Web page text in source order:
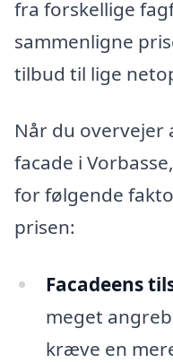
fra forskellige
sammenligne
tilbud til lige
Når du overvejer
facade i
for følgende
prisen:
Facadeens
meget
kræve en